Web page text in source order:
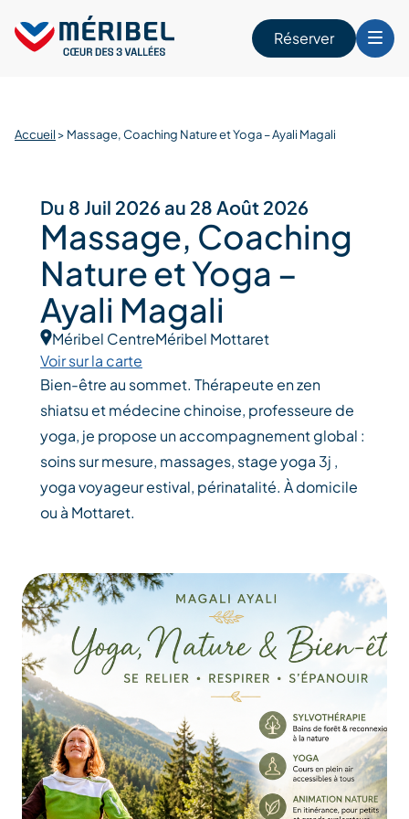
content
Réserver
Accueil > Massage, Coaching Nature et Yoga – Ayali Magali
Du 8 Juil 2026 au 28 Août 2026
Massage, Coaching
Nature et Yoga –
Ayali Magali
Méribel CentreMéribel Mottaret
Voir sur la carte
Bien-être au sommet. Thérapeute en zen
shiatsu et médecine chinoise, professeure de
yoga, je propose un accompagnement global :
soins sur mesure, massages, stage yoga 3j ,
yoga voyageur estival, périnatalité. À domicile
ou à Mottaret.